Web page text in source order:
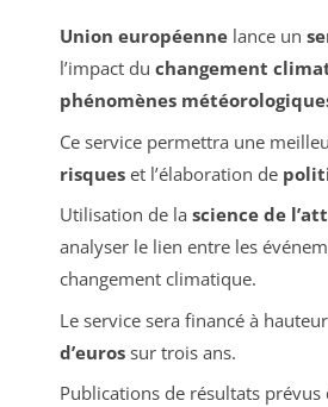
Union européennelance un
l’impact du changement
phénomènes
Ce service permettra une
risqueset l’élaboration de
Utilisation de la science de
analyser le lien entre les
changement climatique.
Le service sera financé à
d’eurossur trois ans.
Publications de résultats